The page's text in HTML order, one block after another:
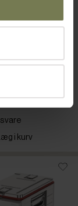
termoport
stk.
i kurv